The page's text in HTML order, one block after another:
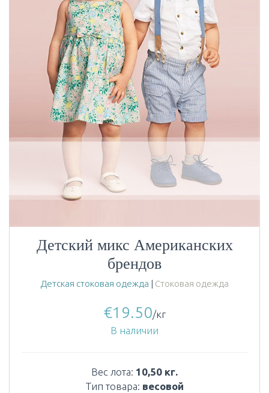
Детский микс Американских
брендов
Детская стоковая одежда | Стоковая одежда
€19.50/кг
В наличии
Вес лота: 10,50 кг.
Тип товара: весовой